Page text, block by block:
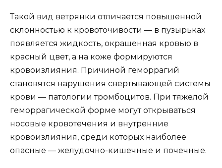
Такой вид ветрянки отличается повышенной
склонностью к кровоточивости — в пузырьках
появляется жидкость, окрашенная кровью в
красный цвет, а на коже формируются
кровоизлияния. Причиной геморрагий
становятся нарушения свертывающей системы
крови — патологии тромбоцитов. При тяжелой
геморрагической форме могут открываться
носовые кровотечения и внутренние
кровоизлияния, среди которых наиболее
опасные — желудочно-кишечные и почечные.